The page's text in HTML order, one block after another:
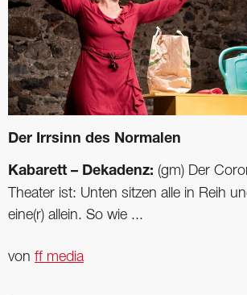
Der Irrsinn des Normalen
Kabarett – Dekadenz: (gm) Der
Theater ist: Unten sitzen alle in Reih
eine(r) allein. So wie ...
von ff media